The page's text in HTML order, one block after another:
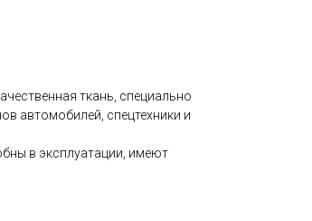
ткань, специально
автомобилей, спецтехники и
в эксплуатации, имеют